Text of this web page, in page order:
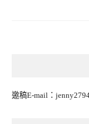
邀稿E-mail：